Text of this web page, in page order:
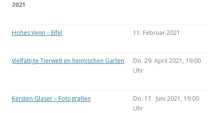
2021
Hohes Venn – Eifel 11. Februar 2021
Vielfältige Tierwelt im heimischen Garten
Do. 29. April 2021, 19:00
Uhr
Kersten Glaser – Fotografien
Do. 17. Juni 2021, 19:00
Uhr